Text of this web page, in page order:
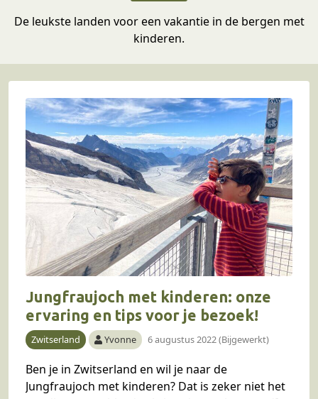
De leukste landen voor een vakantie in de bergen met
kinderen.
Jungfraujoch met kinderen: onze
ervaring en tips voor je bezoek!
Zwitserland Yvonne 6 augustus 2022 (Bijgewerkt)
Ben je in Zwitserland en wil je naar de
Jungfraujoch met kinderen? Dat is zeker niet het